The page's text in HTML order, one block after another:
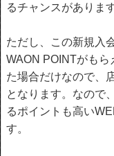
るチャンスがあります
ただし、この新規入
WAON POINTがも
た場合だけなので、
となります。なので
るポイントも高い
す。